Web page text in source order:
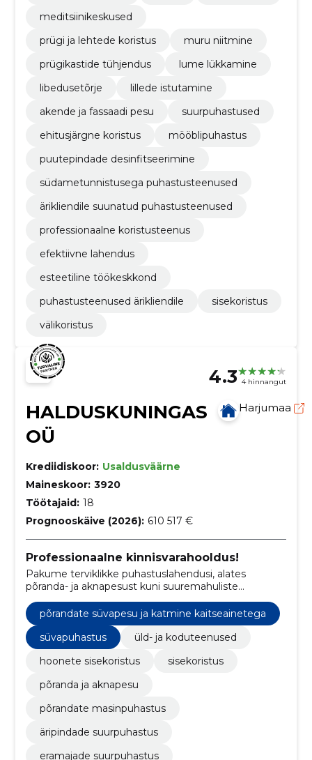
meditsiinikeskused
prügi ja lehtede koristus
muru niitmine
prügikastide tühjendus
lume lükkamine
libedusetõrje
lillede istutamine
akende ja fassaadi pesu
suurpuhastused
ehitusjärgne koristus
mööblipuhastus
puutepindade desinfitseerimine
südametunnistusega puhastusteenused
ärikliendile suunatud puhastusteenused
professionaalne koristusteenus
efektiivne lahendus
esteetiline töökeskkond
puhastusteenused ärikliendile
sisekoristus
välikoristus
4.3 4 hinnangut
HALDUSKUNINGAS
OÜ
Harjumaa
Krediidiskoor: Usaldusväärne
Maineskoor: 3920
Töötajaid: 18
Prognooskäive (2026): 610 517 €
Professionaalne kinnisvarahooldus!
Pakume terviklikke puhastuslahendusi, alates
põranda- ja aknapesust kuni suuremahuliste
kommerts- ja erakinnisvara hooldustöödeni.
põrandate süvapesu ja katmine kaitseainetega
süvapuhastus
üld- ja koduteenused
hoonete sisekoristus
sisekoristus
põranda ja aknapesu
põrandate masinpuhastus
äripindade suurpuhastus
eramajade suurpuhastus